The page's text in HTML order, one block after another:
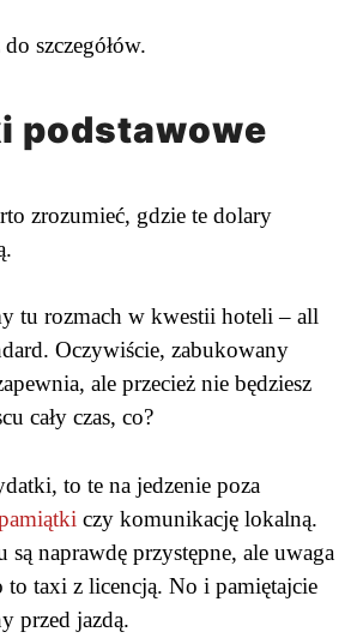
szczegółów.
podstawowe
zrozumieć, gdzie te dolary
tu rozmach w kwestii hoteli – all
Oczywiście, zabukowany
ale przecież nie będziesz
cały czas, co?
to te na jedzenie poza
czy komunikację lokalną.
naprawdę przystępne, ale uwaga
to taxi z licencją. No i pamiętajcie
przed jazdą.